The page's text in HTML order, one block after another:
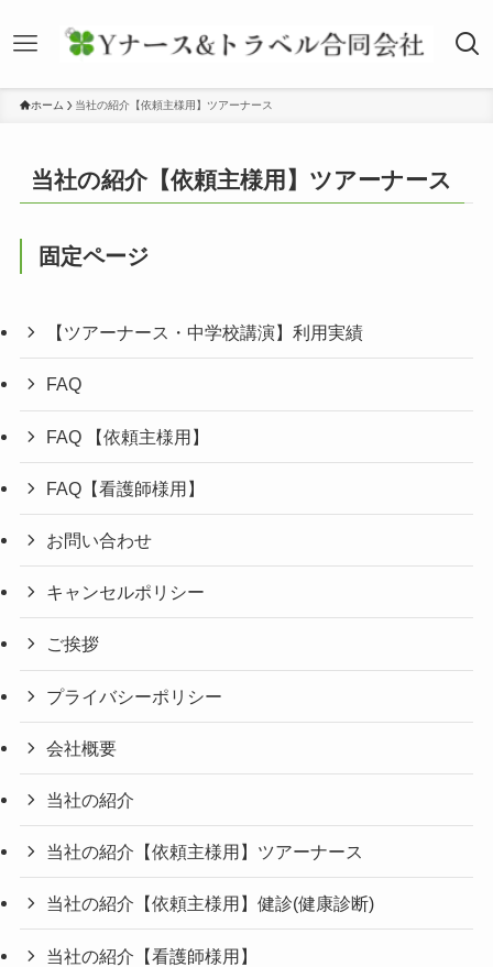
ホーム 当社の紹介【依頼主様用】ツアーナース
当社の紹介【依頼主様用】ツアーナース
固定ページ
【ツアーナース・中学校講演】利用実績
FAQ
FAQ 【依頼主様用】
FAQ【看護師様用】
お問い合わせ
キャンセルポリシー
ご挨拶
プライバシーポリシー
会社概要
当社の紹介
当社の紹介【依頼主様用】ツアーナース
当社の紹介【依頼主様用】健診(健康診断)
当社の紹介【看護師様用】